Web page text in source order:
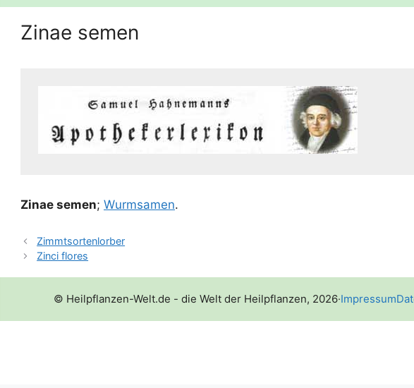
Zinae semen
Zinae semen; Wurm­sa­men.
Zimmtsortenlorber
Zinci flores
© Heilpflanzen-Welt.de - die Welt der Heilpflanzen, 2026·Impressum